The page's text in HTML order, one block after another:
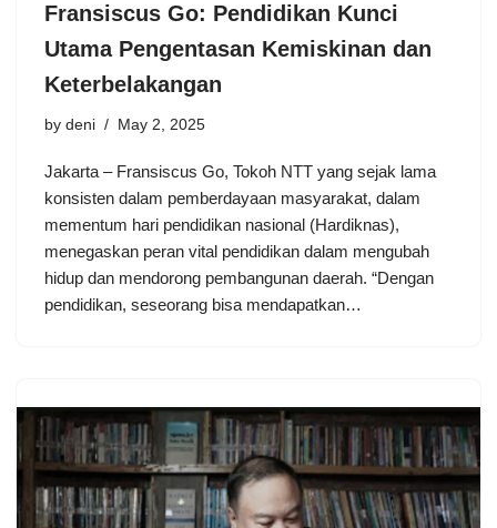
Fransiscus Go: Pendidikan Kunci
Utama Pengentasan Kemiskinan dan
Keterbelakangan
by deni May 2, 2025
Jakarta – Fransiscus Go, Tokoh NTT yang sejak lama
konsisten dalam pemberdayaan masyarakat, dalam
mementum hari pendidikan nasional (Hardiknas),
menegaskan peran vital pendidikan dalam mengubah
hidup dan mendorong pembangunan daerah. “Dengan
pendidikan, seseorang bisa mendapatkan…